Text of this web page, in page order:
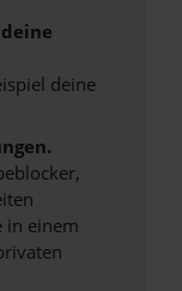
deine
in einem